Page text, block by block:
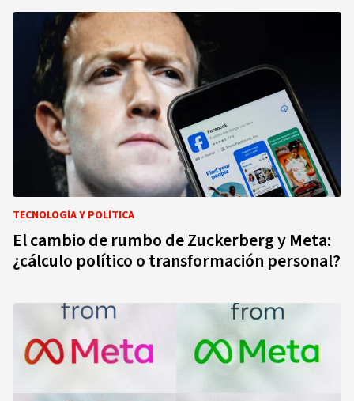
TECNOLOGÍA Y POLÍTICA
El cambio de rumbo de Zuckerberg y Meta:
¿cálculo político o transformación personal?